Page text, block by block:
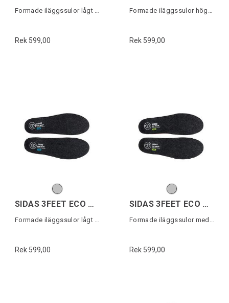
Rek 599,00 Rek 599,00
SIDAS 3FEET ECO WARM LOW
Rek 599,00
SIDAS 3FEET ECO WARM MID
Rek 599,00